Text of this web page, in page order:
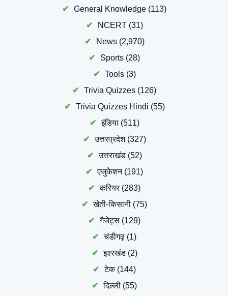
General Knowledge (113)
NCERT(31)
News(2,970)
Sports (28)
Tools(3)
Trivia Quizzes (126)
Trivia Quizzes Hindi (55)
इंडिया(511)
उत्तरप्रदेश(327)
उत्तराखंड(52)
एजुकेशन(191)
करियर(283)
खेती-किसानी (75)
गैजेट्स (129)
चंडीगढ़ (1)
झारखंड(2)
टेक(144)
दिल्ली (55)